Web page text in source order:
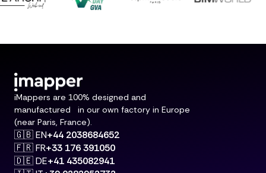
iMappers are 100% designed and
manufactured in our own factory in Europe
(near Paris, France).
🇬🇧 EN+44 2038684652
🇫🇷 FR+33 176 391050
🇩🇪 DE+41 435082941